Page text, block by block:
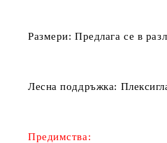
Размери: Предлага се в
Лесна поддръжка:
Предимства: